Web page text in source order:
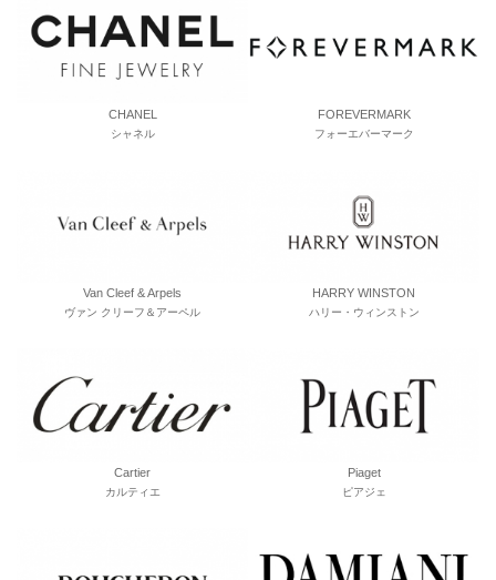
CHANEL
シャネル
FOREVERMARK
フォーエバーマーク
Van Cleef & Arpels
ヴァン クリーフ＆アーペル
HARRY WINSTON
ハリー・ウィンストン
Cartier
カルティエ
Piaget
ピアジェ